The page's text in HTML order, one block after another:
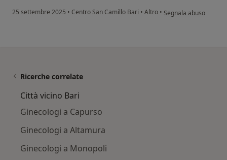
25 settembre 2025 • Centro San Camillo Bari • Altro • secondo l'opinione
Segnala abuso
Ricerche correlate
Città vicino Bari
Ginecologi a Capurso
Ginecologi a Altamura
Ginecologi a Monopoli